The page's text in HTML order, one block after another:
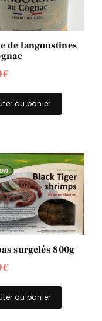
de langoustines
€
au panier
surgelés 800g
€
au panier